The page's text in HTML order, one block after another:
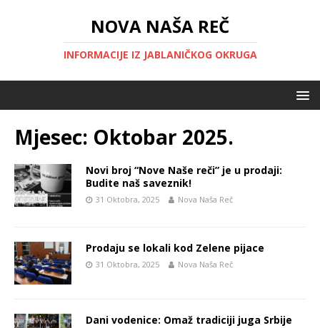
NOVA NAŠA REČ
INFORMACIJE IZ JABLANIČKOG OKRUGA
Mjesec: Oktobar 2025.
Novi broj “Nove Naše reči” je u prodaji:
Budite naš saveznik!
31 Oktobra, 2025 Nova Naša Reč
Prodaju se lokali kod Zelene pijace
31 Oktobra, 2025 Nova Naša Reč
Dani vodenice: Omaž tradiciji juga Srbije